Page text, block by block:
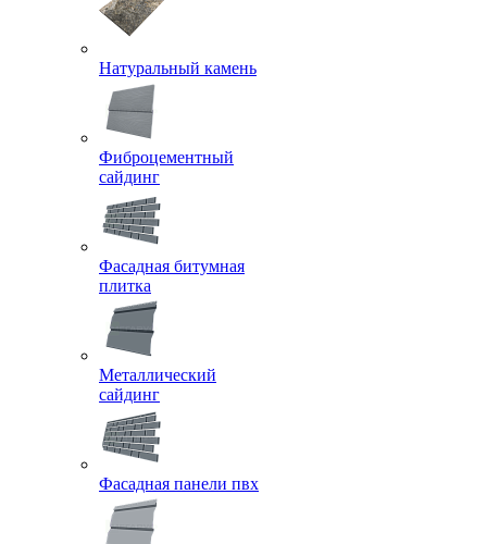
Натуральный камень
Фиброцементный
сайдинг
Фасадная битумная
плитка
Металлический
сайдинг
Фасадная панели пвх